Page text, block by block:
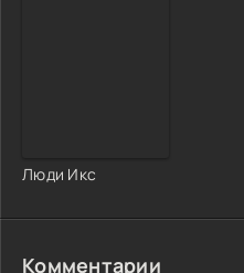
Люди Икс
Комментарии